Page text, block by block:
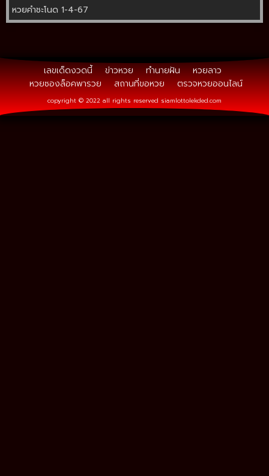
หวยคำชะโนด 1-4-67
เลขเด็ดงวดนี้ ข่าวหวย ทำนายฝัน
หวยลาว
หวยซองล็อคพารวย
สถานที่ขอหวย ตรวจหวยออนไลน์
copyright © 2022 all rights reserved siamlottolekded.com